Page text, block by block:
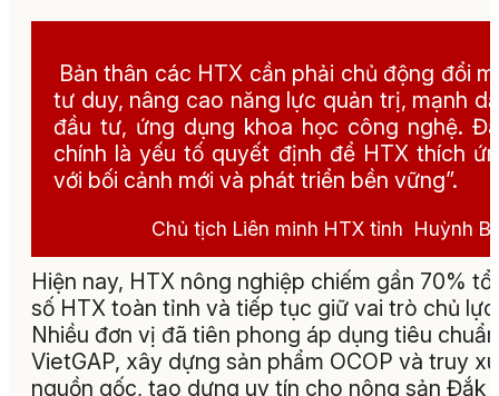
Bản thân các HTX cần phải chủ động đổi
tư duy, nâng cao năng lực quản trị, mạnh
đầu tư, ứng dụng khoa học công nghệ.
chính là yếu tố quyết định để HTX thích
với bối cảnh mới và phát triển bền vững”.
Chủ tịch Liên minh HTX tỉnh Huỳnh
Hiện nay, HTX nông nghiệp chiếm gần 70%
số HTX toàn tỉnh và tiếp tục giữ vai trò chủ
Nhiều đơn vị đã tiên phong áp dụng tiêu chuẩn
VietGAP, xây dựng sản phẩm OCOP và truy
nguồn gốc, tạo dựng uy tín cho nông sản Đắk